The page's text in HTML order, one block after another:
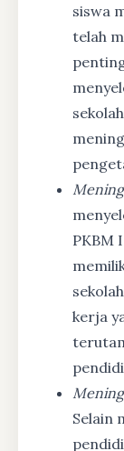
siswa
telah
PKBM
kerja
Selain